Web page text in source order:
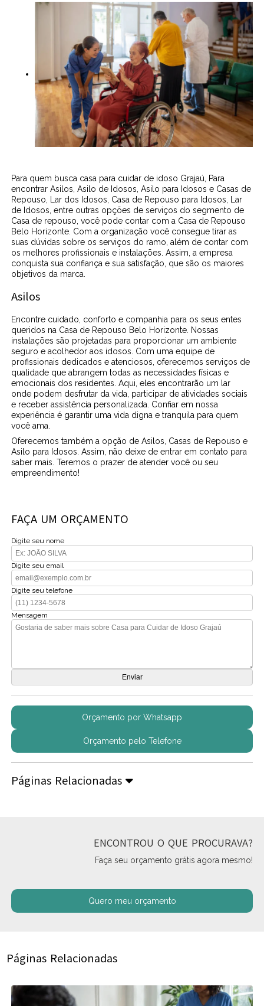
Para quem busca casa para cuidar de idoso Grajaú, Para
encontrar Asilos, Asilo de Idosos, Asilo para Idosos e Casas de
Repouso, Lar dos Idosos, Casa de Repouso para Idosos, Lar
de Idosos, entre outras opções de serviços do segmento de
Casa de repouso, você pode contar com a Casa de Repouso
Belo Horizonte. Com a organização você consegue tirar as
suas dúvidas sobre os serviços do ramo, além de contar com
os melhores profissionais e instalações. Assim, a empresa
conquista sua confiança e sua satisfação, que são os maiores
objetivos da marca.
Asilos
Encontre cuidado, conforto e companhia para os seus entes
queridos na Casa de Repouso Belo Horizonte. Nossas
instalações são projetadas para proporcionar um ambiente
seguro e acolhedor aos idosos. Com uma equipe de
profissionais dedicados e atenciosos, oferecemos serviços de
qualidade que abrangem todas as necessidades físicas e
emocionais dos residentes. Aqui, eles encontrarão um lar
onde podem desfrutar da vida, participar de atividades sociais
e receber assistência personalizada. Confiar em nossa
experiência é garantir uma vida digna e tranquila para quem
você ama.
Oferecemos também a opção de Asilos, Casas de Repouso e
Asilo para Idosos. Assim, não deixe de entrar em contato para
saber mais. Teremos o prazer de atender você ou seu
empreendimento!
FAÇA UM ORÇAMENTO
Digite seu nome
Digite seu email
Digite seu telefone
Mensagem
Orçamento por Whatsapp
Orçamento pelo Telefone
Páginas Relacionadas
ENCONTROU O QUE PROCURAVA?
Faça seu orçamento grátis agora mesmo!
Quero meu orçamento
Páginas Relacionadas